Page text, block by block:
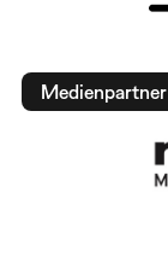
Medienpartner